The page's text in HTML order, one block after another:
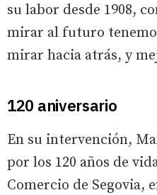
su labor desde 1908,
mirar al futuro
mirar hacia atrás, y
120 aniversario
En su intervención,
por los 120 años de
Comercio de Segovia,